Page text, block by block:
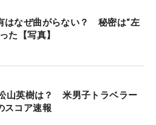
はなぜ曲がらない？ 秘密は“左
た【写真】
山英樹は？ 米男子トラベラー
スコア速報